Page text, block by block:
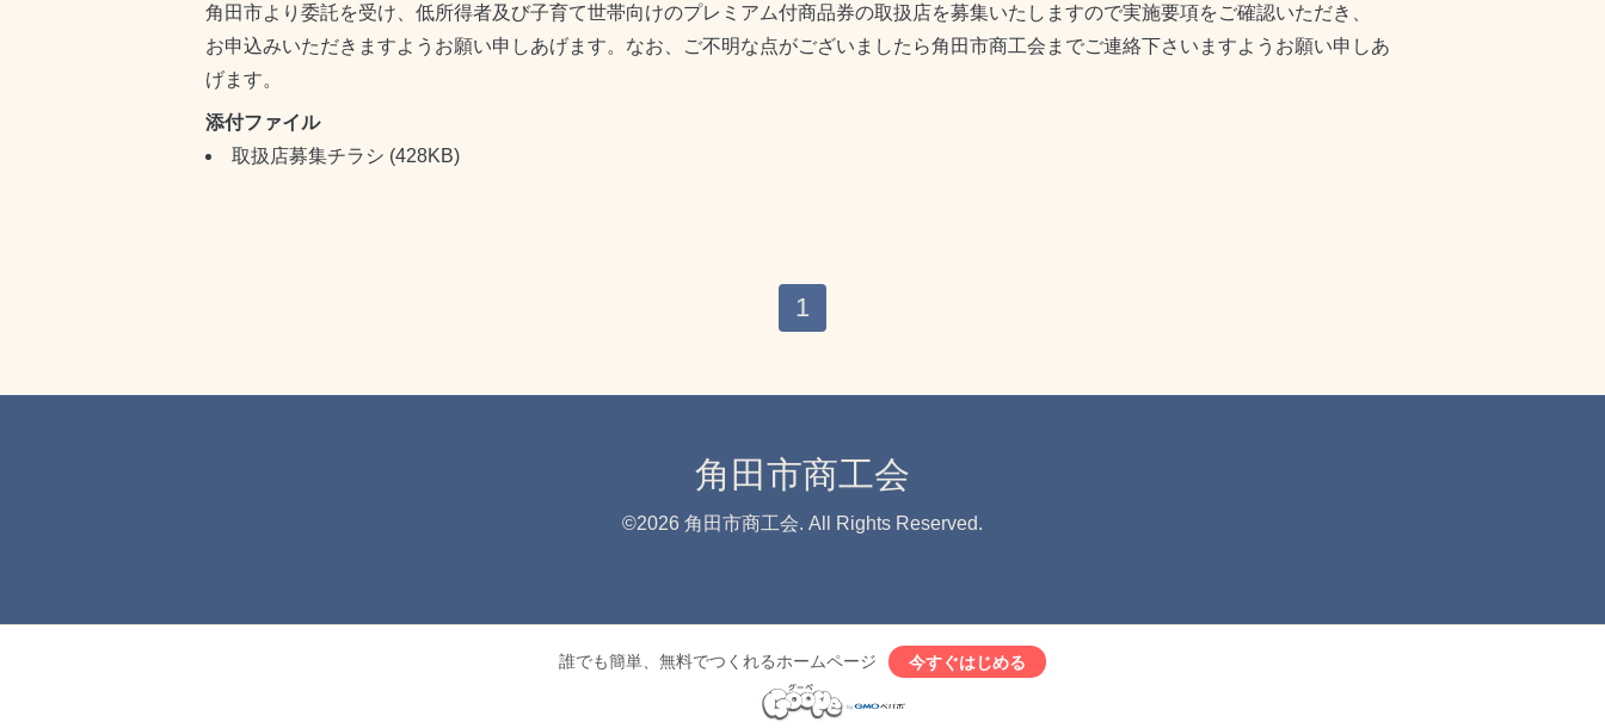
角田市より委託を受け、低所得者及び子育て世帯向けのプレミアム付商品券の取扱店を募集いたしますので実施要項をご確認いただき、
お申込みいただきますようお願い申しあげます。なお、ご不明な点がございましたら角田市商工会までご連絡下さいますようお願い申しあ
げます。
添付ファイル
取扱店募集チラシ (428KB)
1
角田市商工会
©2026 角田市商工会. All Rights Reserved.
誰でも簡単、無料でつくれるホームページ 今すぐはじめる